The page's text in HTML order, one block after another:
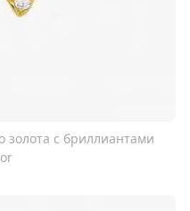
золота с бриллиантами